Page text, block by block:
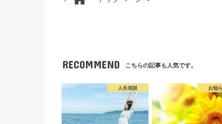
RECOMMEND こちらの記事も人気です。
人生相談 お知